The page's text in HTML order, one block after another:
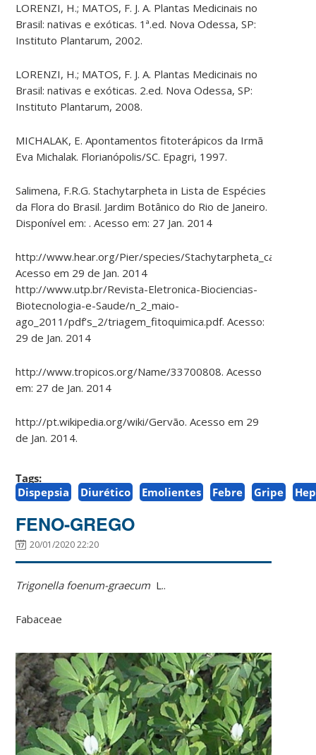
LORENZI, H.; MATOS, F. J. A. Plantas Medicinais no
Brasil: nativas e exóticas. 1ª.ed. Nova Odessa, SP:
Instituto Plantarum, 2002.
LORENZI, H.; MATOS, F. J. A. Plantas Medicinais no
Brasil: nativas e exóticas. 2.ed. Nova Odessa, SP:
Instituto Plantarum, 2008.
MICHALAK, E. Apontamentos fitoterápicos da Irmã
Eva Michalak. Florianópolis/SC. Epagri, 1997.
Salimena, F.R.G. Stachytarpheta in Lista de Espécies
da Flora do Brasil. Jardim Botânico do Rio de Janeiro.
Disponível em: . Acesso em: 27 Jan. 2014
http://www.hear.org/Pier/species/
Acesso em 29 de Jan. 2014
http://www.utp.br/Revista-Eletronica-Biociencias-
Biotecnologia-e-Saude/n_2_maio-
ago_2011/pdf’s_2/triagem_fitoquimica.pdf. Acesso:
29 de Jan. 2014
http://www.tropicos.org/Name/33700808. Acesso
em: 27 de Jan. 2014
http://pt.wikipedia.org/wiki/Gervão. Acesso em 29
de Jan. 2014.
Tags:
Dispepsia
Diurético Emolientes Febre Gripe
FENO-GREGO
20/01/2020 22:20
Trigonella foenum-graecum L..
Fabaceae